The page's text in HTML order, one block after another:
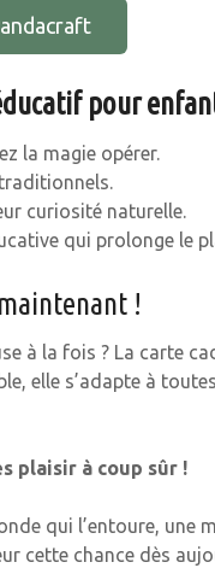
pour
la magie opérer.
curiosité naturelle.
qui prolonge le
!
à la fois ? La carte
elle s’adapte à
plaisir à coup sûr !
qui l’entoure, une
cette chance dès